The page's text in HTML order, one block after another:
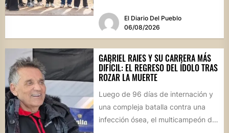
cancha...El Diario Del Pueblo
06/08/2026
GABRIEL RAIES Y SU CARRERA MÁS
DIFÍCIL: EL REGRESO DEL ÍDOLO TRAS
ROZAR LA MUERTE
Luego de 96 días de internación y
una compleja batalla contra una
infección ósea, el multicampeón de